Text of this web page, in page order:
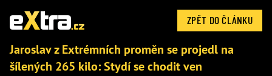
ZPĚT DO ČLÁNKU
Jaroslav z Extrémních proměn se projedl na
šílených 265 kilo: Stydí se chodit ven